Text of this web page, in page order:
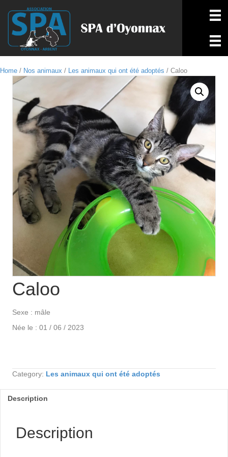
Home / Nos animaux / Les animaux qui ont été adoptés / Caloo
Caloo
Sexe : mâle
Née le : 01 / 06 / 2023
Category: Les animaux qui ont été adoptés
Description
Description